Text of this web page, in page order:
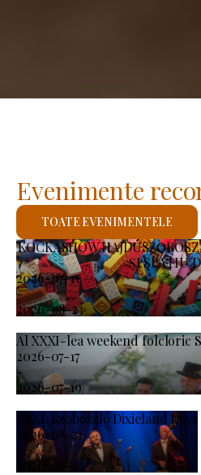
KOCKASHOW
ȘI SPAȚIU
2026-07-11
-
2026-08-23
Al XXXI-lea weekend folcloric
2026-07-17
-
2026-07-19
XXXI. Szoboszló Dixieland Days
2026-08-21
-
2026-08-23
Evenimente
TOATE EVENIMENTELE